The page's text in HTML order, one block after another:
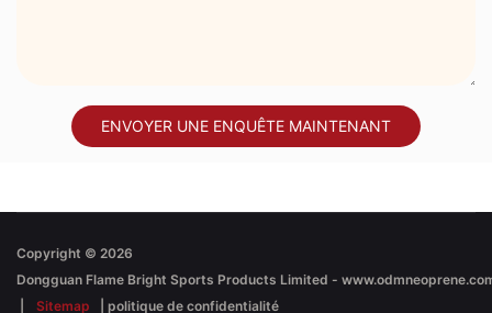
ENVOYER UNE ENQUÊTE MAINTENANT
Copyright © 2026
Sitemap politique de confidentialité